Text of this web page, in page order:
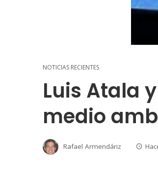
NOTICIAS RECIENTES
Luis Atala
medio
Rafael Armendáriz